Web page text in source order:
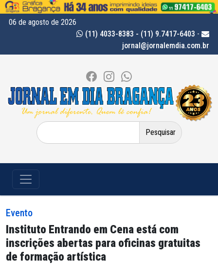
06 de agosto de 2026
(11) 4033-8383 - (11) 9.7417-6403 -
jornal@jornalemdia.com.br
Pesquisar
por:
Evento
Instituto Entrando em Cena está com
inscrições abertas para oficinas gratuitas
de formação artística